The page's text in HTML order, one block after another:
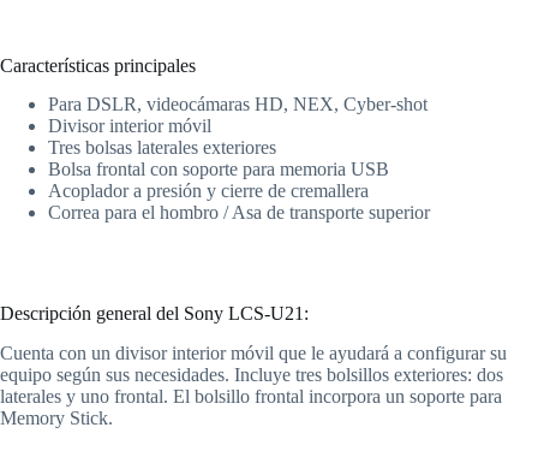
Características principales
Para DSLR, videocámaras HD, NEX, Cyber-shot
Divisor interior móvil
Tres bolsas laterales exteriores
Bolsa frontal con soporte para memoria USB
Acoplador a presión y cierre de cremallera
Correa para el hombro / Asa de transporte superior
Descripción general del Sony LCS-U21:
Cuenta con un divisor interior móvil que le ayudará a configurar su
equipo según sus necesidades. Incluye tres bolsillos exteriores: dos
laterales y uno frontal. El bolsillo frontal incorpora un soporte para
Memory Stick.